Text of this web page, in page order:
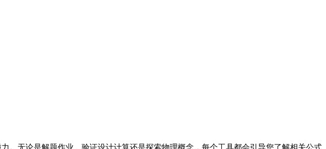
无论是解题作业、验证设计计算还是探索物理概念，每个工具都会引导您了解相关公式